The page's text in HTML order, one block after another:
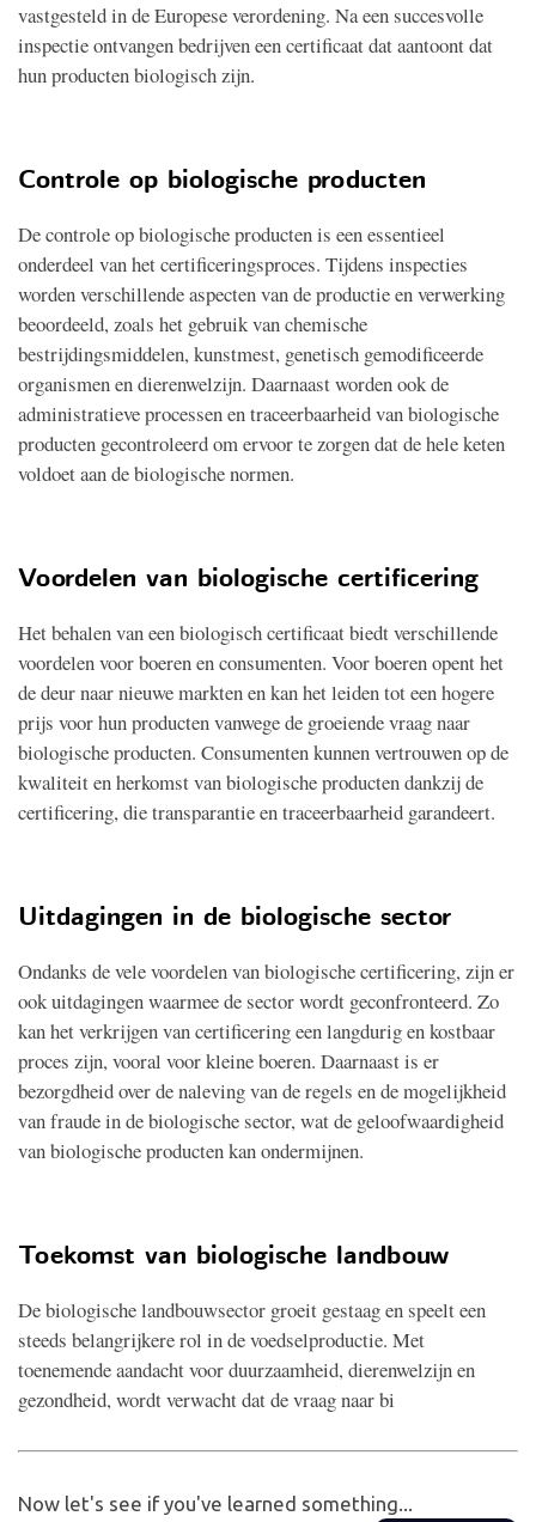
vastgesteld in de Europese verordening. Na een succesvolle
inspectie ontvangen bedrijven een certificaat dat aantoont dat
hun producten biologisch zijn.
Controle op biologische producten
De controle op biologische producten is een essentieel
onderdeel van het certificeringsproces. Tijdens inspecties
worden verschillende aspecten van de productie en verwerking
beoordeeld, zoals het gebruik van chemische
bestrijdingsmiddelen, kunstmest, genetisch gemodificeerde
organismen en dierenwelzijn. Daarnaast worden ook de
administratieve processen en traceerbaarheid van biologische
producten gecontroleerd om ervoor te zorgen dat de hele keten
voldoet aan de biologische normen.
Voordelen van biologische certificering
Het behalen van een biologisch certificaat biedt verschillende
voordelen voor boeren en consumenten. Voor boeren opent het
de deur naar nieuwe markten en kan het leiden tot een hogere
prijs voor hun producten vanwege de groeiende vraag naar
biologische producten. Consumenten kunnen vertrouwen op de
kwaliteit en herkomst van biologische producten dankzij de
certificering, die transparantie en traceerbaarheid garandeert.
Uitdagingen in de biologische sector
Ondanks de vele voordelen van biologische certificering, zijn er
ook uitdagingen waarmee de sector wordt geconfronteerd. Zo
kan het verkrijgen van certificering een langdurig en kostbaar
proces zijn, vooral voor kleine boeren. Daarnaast is er
bezorgdheid over de naleving van de regels en de mogelijkheid
van fraude in de biologische sector, wat de geloofwaardigheid
van biologische producten kan ondermijnen.
Toekomst van biologische landbouw
De biologische landbouwsector groeit gestaag en speelt een
steeds belangrijkere rol in de voedselproductie. Met
toenemende aandacht voor duurzaamheid, dierenwelzijn en
gezondheid, wordt verwacht dat de vraag naar bi
Now let's see if you've learned something...